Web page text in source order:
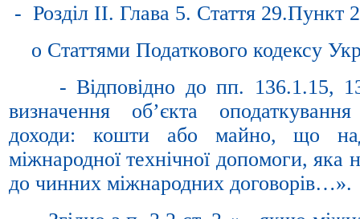
- Розділ ІІ. Глава 5. Стаття 29.Пункт 2
o Статтями Податкового кодексу
- Відповідно до пп. 136.1.15,
визначення об’єкта
доходи: кошти або майно, що
міжнародної технічної допомоги, яка
до чинних міжнародних договорів…».